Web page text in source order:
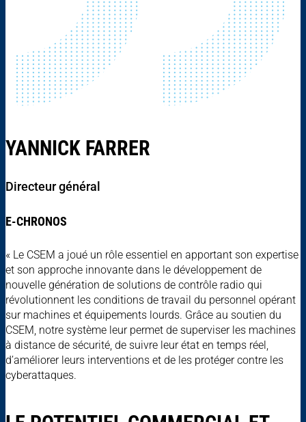
YANNICK FARRER
Directeur général
E-CHRONOS
« Le CSEM a joué un rôle essentiel en apportant son expertise
et son approche innovante dans le développement de
nouvelle génération de solutions de contrôle radio qui
révolutionnent les conditions de travail du personnel opérant
sur machines et équipements lourds. Grâce au soutien du
CSEM, notre système leur permet de superviser les machines
à distance de sécurité, de suivre leur état en temps réel,
d’améliorer leurs interventions et de les protéger contre les
cyberattaques.